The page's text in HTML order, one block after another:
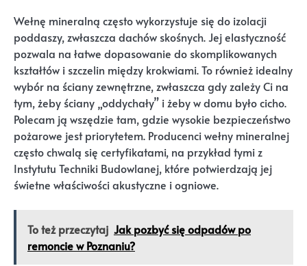
Wełnę mineralną często wykorzystuje się do izolacji
poddaszy, zwłaszcza dachów skośnych. Jej elastyczność
pozwala na łatwe dopasowanie do skomplikowanych
kształtów i szczelin między krokwiami. To również idealny
wybór na ściany zewnętrzne, zwłaszcza gdy zależy Ci na
tym, żeby ściany „oddychały” i żeby w domu było cicho.
Polecam ją wszędzie tam, gdzie wysokie bezpieczeństwo
pożarowe jest priorytetem. Producenci wełny mineralnej
często chwalą się certyfikatami, na przykład tymi z
Instytutu Techniki Budowlanej, które potwierdzają jej
świetne właściwości akustyczne i ogniowe.
To też przeczytaj Jak pozbyć się odpadów po
remoncie w Poznaniu?